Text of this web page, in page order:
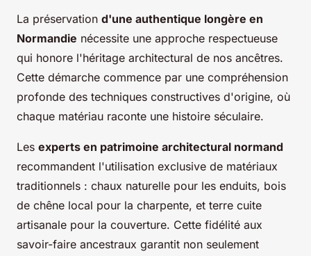
La préservation d'une authentique longère en
Normandie nécessite une approche respectueuse
qui honore l'héritage architectural de nos ancêtres.
Cette démarche commence par une compréhension
profonde des techniques constructives d'origine, où
chaque matériau raconte une histoire séculaire.
Les experts en patrimoine architectural normand
recommandent l'utilisation exclusive de matériaux
traditionnels : chaux naturelle pour les enduits, bois
de chêne local pour la charpente, et terre cuite
artisanale pour la couverture. Cette fidélité aux
savoir-faire ancestraux garantit non seulement